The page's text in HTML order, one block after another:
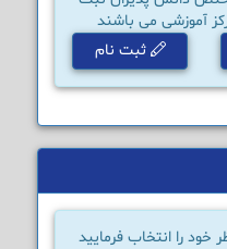
آموزشی می باشند
ثبت نام
خود را انتخاب فرمایید